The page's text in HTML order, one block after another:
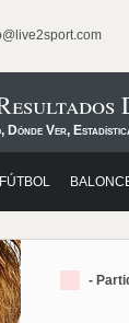
Dónde Ver,
FÚTBOL
-